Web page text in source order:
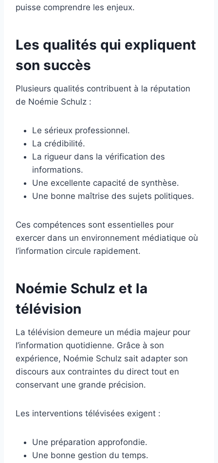
puisse comprendre les enjeux.
Les qualités qui expliquent
son succès
Plusieurs qualités contribuent à la réputation
de Noémie Schulz :
Le sérieux professionnel.
La crédibilité.
La rigueur dans la vérification des
informations.
Une excellente capacité de synthèse.
Une bonne maîtrise des sujets politiques.
Ces compétences sont essentielles pour
exercer dans un environnement médiatique où
l’information circule rapidement.
Noémie Schulz et la
télévision
La télévision demeure un média majeur pour
l’information quotidienne. Grâce à son
expérience, Noémie Schulz sait adapter son
discours aux contraintes du direct tout en
conservant une grande précision.
Les interventions télévisées exigent :
Une préparation approfondie.
Une bonne gestion du temps.